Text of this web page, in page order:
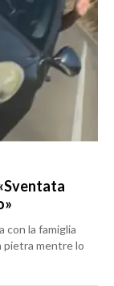
con la famiglia
pietra mentre lo